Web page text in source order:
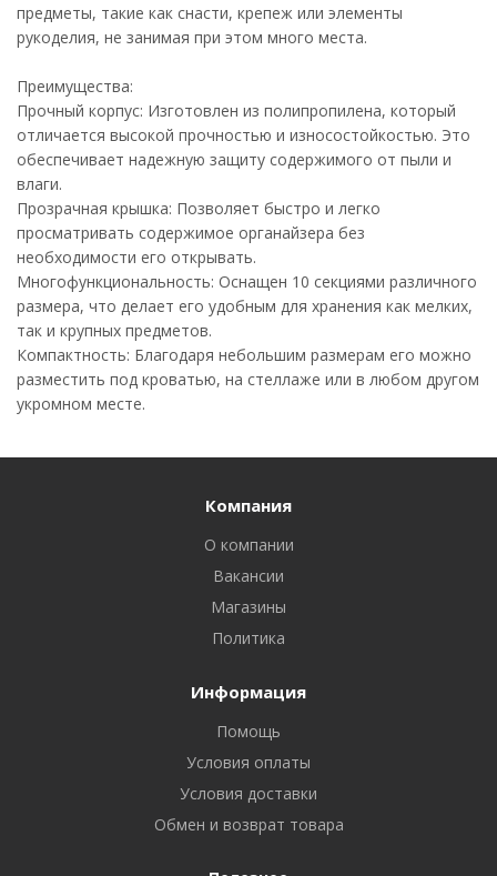
предметы, такие как снасти, крепеж или элементы
рукоделия, не занимая при этом много места.
Преимущества:
Прочный корпус: Изготовлен из полипропилена, который
отличается высокой прочностью и износостойкостью. Это
обеспечивает надежную защиту содержимого от пыли и
влаги.
Прозрачная крышка: Позволяет быстро и легко
просматривать содержимое органайзера без
необходимости его открывать.
Многофункциональность: Оснащен 10 секциями различного
размера, что делает его удобным для хранения как мелких,
так и крупных предметов.
Компактность: Благодаря небольшим размерам его можно
разместить под кроватью, на стеллаже или в любом другом
укромном месте.
Компания
О компании
Вакансии
Магазины
Политика
Информация
Помощь
Условия оплаты
Условия доставки
Обмен и возврат товара